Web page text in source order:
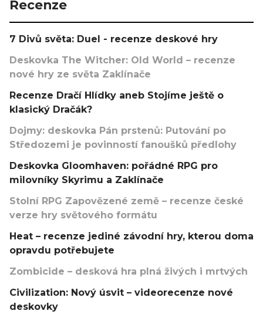
Recenze
7 Divů světa: Duel - recenze deskové hry
Deskovka The Witcher: Old World – recenze
nové hry ze světa Zaklínače
Recenze Dračí Hlídky aneb Stojíme ještě o
klasický Dračák?
Dojmy: deskovka Pán prstenů: Putování po
Středozemi je povinností fanoušků předlohy
Deskovka Gloomhaven: pořádné RPG pro
milovníky Skyrimu a Zaklínače
Stolní RPG Zapovězené země – recenze české
verze hry světového formátu
Heat – recenze jediné závodní hry, kterou doma
opravdu potřebujete
Zombicide – desková hra plná živých i mrtvých
Civilization: Nový úsvit – videorecenze nové
deskovky